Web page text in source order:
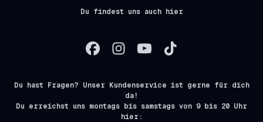
Du findest uns auch hier
Du hast Fragen? Unser Kundenservice ist gerne für dich
da!
Du erreichst uns montags bis samstags von 9 bis 20 Uhr
hier: